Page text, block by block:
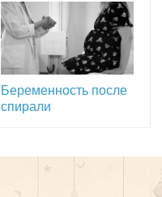
Беременность после
спирали